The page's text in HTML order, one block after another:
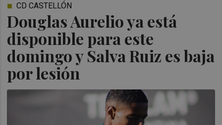
Douglas Aurelio ya está
disponible para este
domingo y Salva Ruiz es baja
por lesión
CD CASTELLÓN